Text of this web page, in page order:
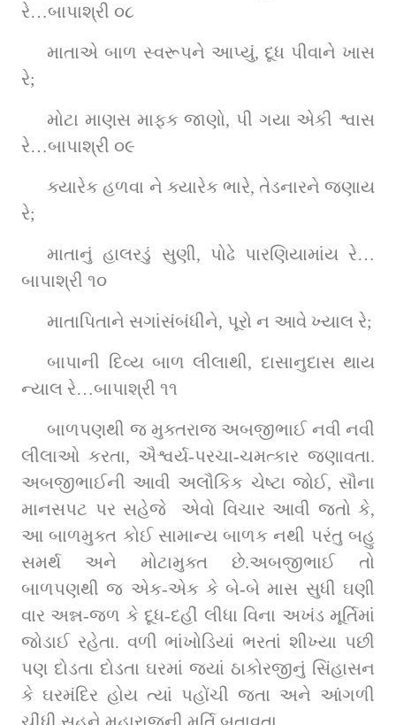
રે…બાપાશ્રી ૦૮
માતાએ બાળ સ્વરૂપને આપ્યું, દૂધ પીવાને ખાસ
રે;
મોટા માણસ માફક જાણો, પી ગયા એકી શ્વાસ
રે…બાપાશ્રી ૦૯
ક્યારેક હળવા ને ક્યારેક ભારે, તેડનારને જણાય
રે;
માતાનું હાલરડું સુણી, પોઢે પારણિયામાંય રે…
બાપાશ્રી ૧૦
માતાપિતાને સગાંસંબંધીને, પૂરો ન આવે ખ્યાલ રે;
બાપાની દિવ્ય બાળ લીલાથી, દાસાનુદાસ થાય
ન્યાલ રે…બાપાશ્રી ૧૧
બાળપણથી જ મુક્તરાજ અબજીભાઈ નવી નવી
લીલાઓ કરતા, ઐશ્વર્ય-પરચા-ચમત્કાર જણાવતા.
અબજીભાઈની આવી અલૌકિક ચેષ્ટા જોઈ, સૌના
માનસપટ પર સહેજે  એવો વિચાર આવી જતો કે,
આ બાળમુક્ત કોઈ સામાન્ય બાળક નથી પરંતુ બહુ
સમર્થ અને મોટામુક્ત છે.અબજીભાઈ તો
બાળપણથી જ એક-એક કે બે-બે માસ સુધી ઘણી
વાર અન્ન-જળ કે દૂધ-દહીં લીધા વિના અખંડ મૂર્તિમાં
જોડાઈ રહેતા. વળી ભાંખોડિયાં ભરતાં શીખ્યા પછી
પણ દોડતા દોડતા ઘરમાં જ્યાં ઠાકોરજીનું સિંહાસન
કે ઘરમંદિર હોય ત્યાં પહોંચી જતા અને આંગળી